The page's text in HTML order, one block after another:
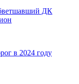
ДК
в 2024 году